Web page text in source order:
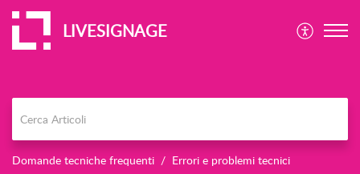
LIVESIGNAGE
Domande tecniche frequenti Errori e problemi tecnici